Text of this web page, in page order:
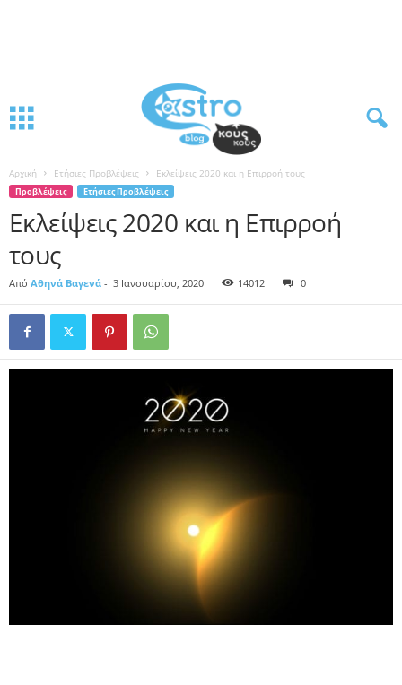
Αρχική Ετήσιες Προβλέψεις Εκλείψεις 2020 και η Επιρροή τους
Προβλέψεις Ετήσιες Προβλέψεις
Εκλείψεις 2020 και η Επιρροή
τους
Από Αθηνά Βαγενά - 3 Ιανουαρίου, 2020 14012 0